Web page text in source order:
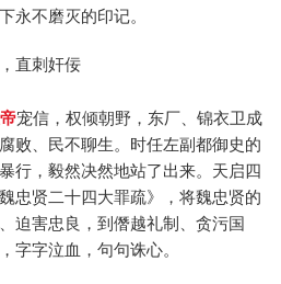
永不磨灭的印记。
直刺奸佞
宠信，权倾朝野，东厂、锦衣卫成
败、民不聊生。时任左副都御史的
行，毅然决然地站了出来。天启四
忠贤二十四大罪疏》，将魏忠贤的
迫害忠良，到僭越礼制、贪污国
字字泣血，句句诛心。